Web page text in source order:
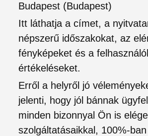
Budapest (Budapest)
Itt láthatja a címet, a
népszerű időszakokat, az
fényképeket és a
értékeléseket.
Erről a helyről jó
jelenti, hogy jól bánnak
minden bizonnyal Ön is
szolgáltatásaikkal, 100%-